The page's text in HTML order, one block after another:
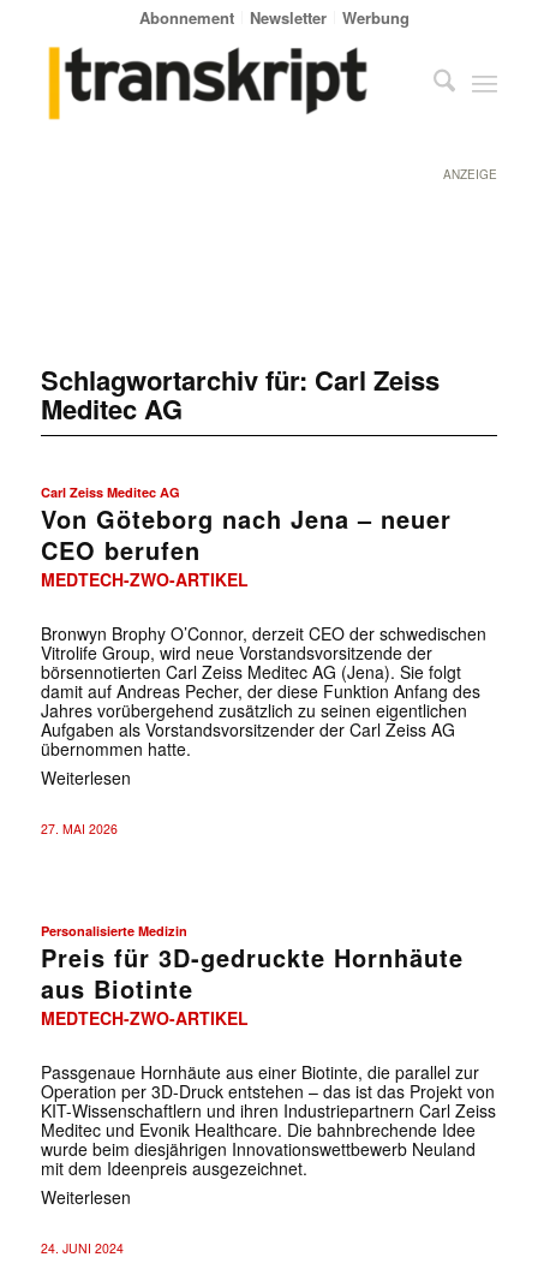
Abonnement Newsletter Werbung
ANZEIGE
Schlagwortarchiv für: Carl Zeiss
Meditec AG
Carl Zeiss Meditec AG
Von Göteborg nach Jena – neuer
CEO berufen
MEDTECH-ZWO-ARTIKEL
Bronwyn Brophy O’Connor, derzeit CEO der schwedischen
Vitrolife Group, wird neue Vorstandsvorsitzende der
börsennotierten Carl Zeiss Meditec AG (Jena). Sie folgt
damit auf Andreas Pecher, der diese Funktion Anfang des
Jahres vorübergehend zusätzlich zu seinen eigentlichen
Aufgaben als Vorstandsvorsitzender der Carl Zeiss AG
übernommen hatte.
Weiterlesen
27. MAI 2026
Personalisierte Medizin
Preis für 3D-gedruckte Hornhäute
aus Biotinte
MEDTECH-ZWO-ARTIKEL
Passgenaue Hornhäute aus einer Biotinte, die parallel zur
Operation per 3D-Druck entstehen – das ist das Projekt von
KIT-Wissenschaftlern und ihren Industriepartnern Carl Zeiss
Meditec und Evonik Healthcare. Die bahnbrechende Idee
wurde beim diesjährigen Innovationswettbewerb Neuland
mit dem Ideenpreis ausgezeichnet.
Weiterlesen
24. JUNI 2024